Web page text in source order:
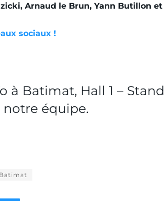
Arnaud le Brun, Yann Butillon et
sociaux !
à Batimat, Hall 1 – Stand
équipe.
Batimat